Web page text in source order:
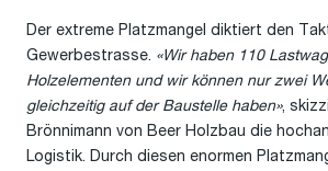
Der extreme Platzmangel diktiert den
Gewerbestrasse. «Wir haben 110
Holzelementen und wir können nur zwei
gleichzeitig auf der Baustelle haben»,
Brönnimann von Beer Holzbau die
Logistik. Durch diesen enormen